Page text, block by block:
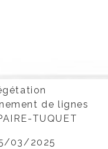
de lignes
TUQUET
03/2025